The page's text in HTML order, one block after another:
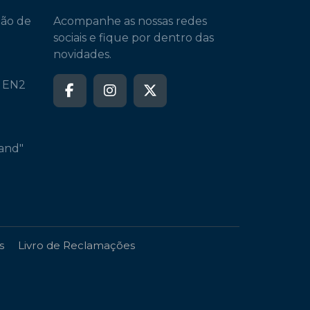
de
Acompanhe as nossas redes
sociais e fique por dentro das
novidades.
Livro de Reclamações